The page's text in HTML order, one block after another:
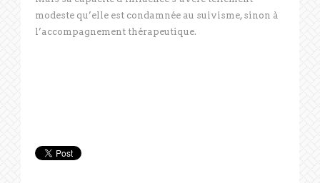
modeste qu’elle est condamnée au suivisme, sinon à
l’accompagnement thérapeutique.